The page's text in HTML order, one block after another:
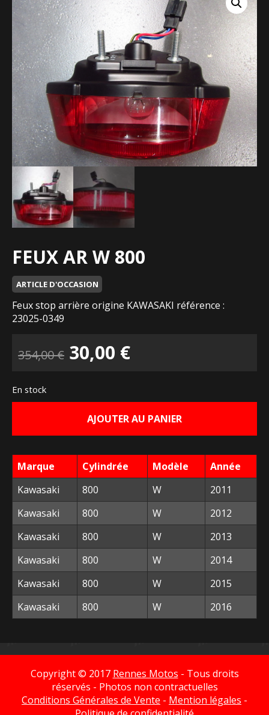
FEUX AR W 800
ARTICLE D'OCCASION
Feux stop arrière origine KAWASAKI référence :
23025-0349
354,00€ Le
initial
était :
354,00 €.
30,00 €Le
actuel
est :
30,00 €.
En stock
AJOUTER AU PANIER
Marque Cylindrée Modèle
Année
Kawasaki
800 W
2011
Kawasaki
800 W
2012
Kawasaki
800 W
2013
Kawasaki
800 W
2014
Kawasaki
800 W
2015
Kawasaki
800 W 2016
Copyright © 2017 Rennes Motos - Tous droits
réservés - Photos non contractuelles
Conditions Générales de Vente - Mention légales -